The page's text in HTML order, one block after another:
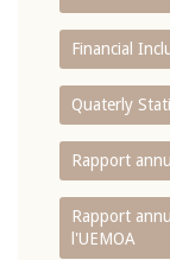
Financial
Quaterly
Rapport
Rapport
l'UEMOA